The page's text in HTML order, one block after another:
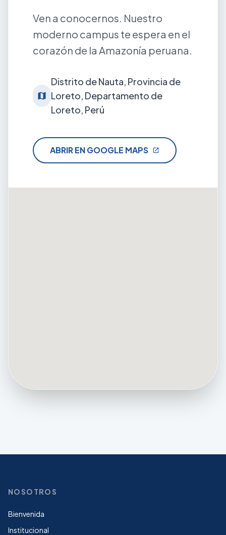
Ven a conocernos. Nuestro
moderno campus te espera en el
corazón de la Amazonía peruana.
map
Distrito de Nauta, Provincia de
Loreto, Departamento de
Loreto, Perú
ABRIR EN GOOGLE MAPS open_in_new
NOSOTROS
Bienvenida
Institucional